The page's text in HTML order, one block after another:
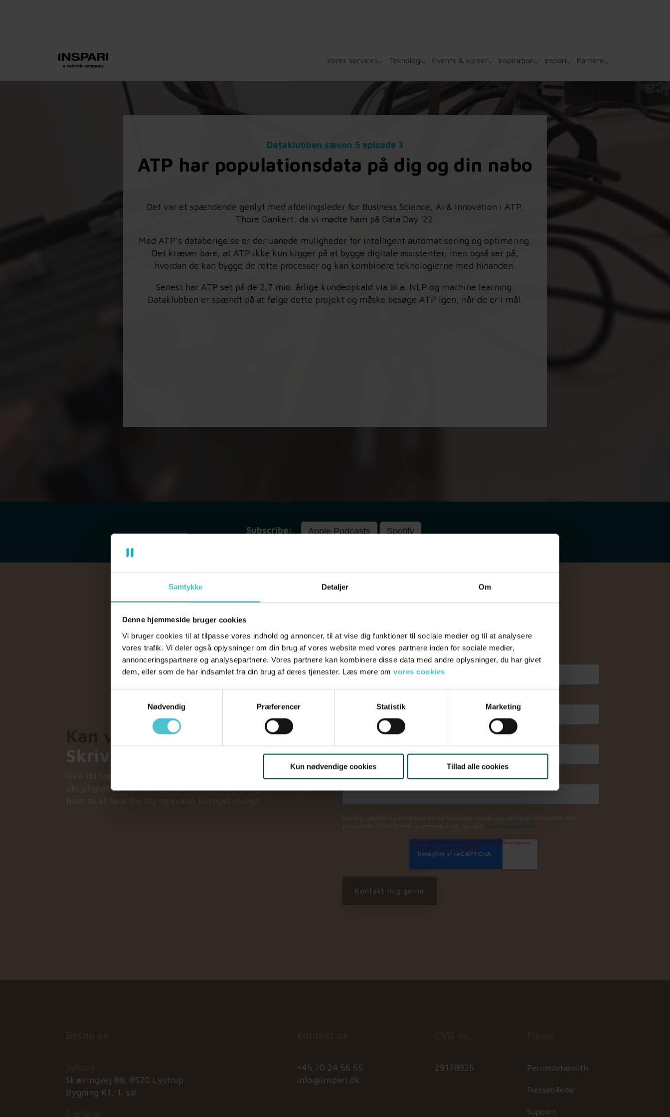
Samtykke Detaljer Om
Denne hjemmeside bruger cookies
Vi bruger cookies til at tilpasse vores indhold og annoncer, til at vise dig funktioner til sociale medier og til at analysere
vores trafik. Vi deler også oplysninger om din brug af vores website med vores partnere inden for sociale medier,
annonceringspartnere og analysepartnere. Vores partnere kan kombinere disse data med andre oplysninger, du har givet
dem, eller som de har indsamlet fra din brug af deres tjenester. Læs mere om vores cookies
Nødvendig
Præferencer Statistik Marketing
Kun nødvendige cookies Tillad alle cookies
Vores services Teknologi Events & kurser Inspiration Inspari Karriere
Dataklubben sæson 5 episode 3
ATP har populationsdata på dig og din nabo
Det var et spændende genlyt med afdelingsleder for Business Science, AI & Innovation i ATP,
Thore Dankert, da vi mødte ham på Data Day ´22.
Med ATP’s databerigelse er der uanede muligheder for intelligent automatisering og optimering.
Det kræver bare, at ATP ikke kun kigger på at bygge digitale assistenter, men også ser på,
hvordan de kan bygge de rette processer og kan kombinere teknologierne med hinanden.
Senest har ATP set på de 2,7 mio. årlige kundeopkald via bl.a. NLP og machine learning.
Dataklubben er spændt på at følge dette projekt og måske besøge ATP igen, når de er i mål.
Subscribe: Apple Podcasts Spotify
Kan vi hjælpe dig?
Skriv til os her,
Hvis du har spørgsmål eller tænker, at tiden er inde til et
uforpligtende kald eller møde, kan du kontakte os her. Vi ser
frem til at høre fra dig og svarer hurtigst muligt.
Fornavn* Efternavn *
Virksomhedens navn
Din besked
Når jeg udfylder og indsender denne formular, forstår jeg, at Inspari behandler mine
persondata til det formål, som beskrevet i Insparis persondatapolitik
Skæringvej 88, 8520 Lystrup
Bygning K1, 1. sal
+45 70 24 56 55
info@inspari.dk
29178925 Persondatapolitik
Pressebilleder
Support